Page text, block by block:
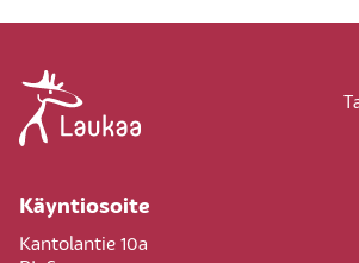
Käyntiosoite
Kantolantie 10a